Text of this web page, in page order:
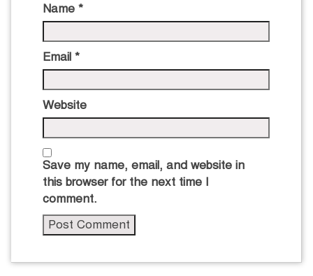
Name *
Email *
Website
Save my name, email, and website in
this browser for the next time I
comment.